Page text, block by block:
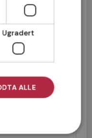
Ugradert
ALLE